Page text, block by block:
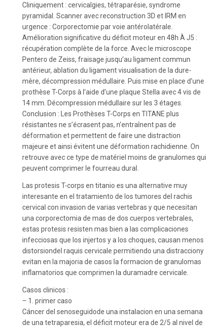
Cliniquement : cervicalgies, tétraparésie, syndrome
pyramidal. Scanner avec reconstruction 3D et IRM en
urgence : Corporectomie par voie antérolatérale.
Amélioration significative du déficit moteur en 48h À J5 :
récupération complète de la force. Avec le microscope
Pentero de Zeiss, fraisage jusqu’au ligament commun
antérieur, ablation du ligament visualisation de la dure-
mère, décompression médullaire. Puis mise en place d’une
prothèse T-Corps à l’aide d’une plaque Stella avec 4 vis de
14 mm. Décompression médullaire sur les 3 étages.
Conclusion : Les Prothèses T-Corps en TITANE plus
résistantes ne s’écrasent pas, n’entraînent pas de
déformation et permettent de faire une distraction
majeure et ainsi évitent une déformation rachidienne. On
retrouve avec ce type de matériel moins de granulomes qui
peuvent comprimer le fourreau dural.
Las protesis T-corps en titanio es una alternative muy
interesante en el tratamiento de los tumores del rachis
cervical con invasion de varias vertebras y que necesitan
una corporectomia de mas de dos cuerpos vertebrales,
estas protesis resisten mas bien a las complicaciones
infecciosas que los injertos y a los choques, causan menos
distorsiondel raquis cervicale permitiendo una distracciony
evitan en la majoria de casos la formacion de granulomas
inflamatorios que comprimen la duramadre cervicale.
Casos clinicos :
– 1. primer caso
Cáncer del senoseguidode una instalacion en una semana
de una tetraparesia, el déficit moteur era de 2/5 al nivel de